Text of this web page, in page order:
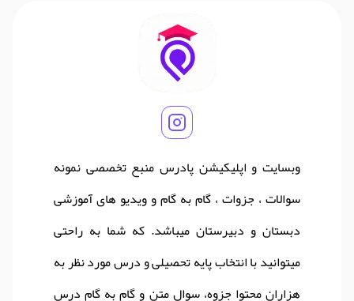
وبسایت و اپلیکیشن پادرس منبع تخصصی نمونه
سوالات ، جزوات ، گام به گام و ویدیو های آموزشی
دبستان و دبیرستان میباشد. که شما به راحتی
میتوانید با انتخاب پایه تحصیلی و درس مورد نظر به
هزاران محتوا جزوه، سوال متن و گام به گام درس